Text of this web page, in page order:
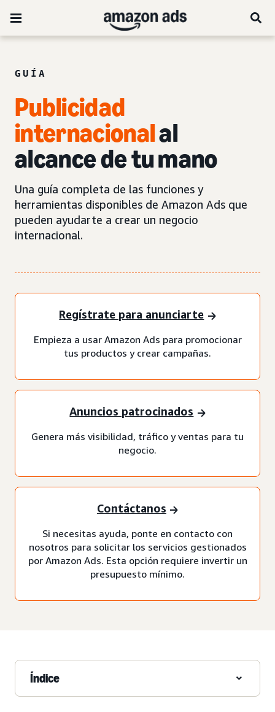
GUÍA
Publicidad
internacionalal
alcance de tu mano
Una guía completa de las funciones y
herramientas disponibles de Amazon Ads que
pueden ayudarte a crear un negocio
internacional.
Regístrate para anunciarte
Empieza a usar Amazon Ads para promocionar
tus productos y crear campañas.
Anuncios patrocinados
Genera más visibilidad, tráfico y ventas para tu
negocio.
Contáctanos
Si necesitas ayuda, ponte en contacto con
nosotros para solicitar los servicios gestionados
por Amazon Ads. Esta opción requiere invertir un
presupuesto mínimo.
Índice